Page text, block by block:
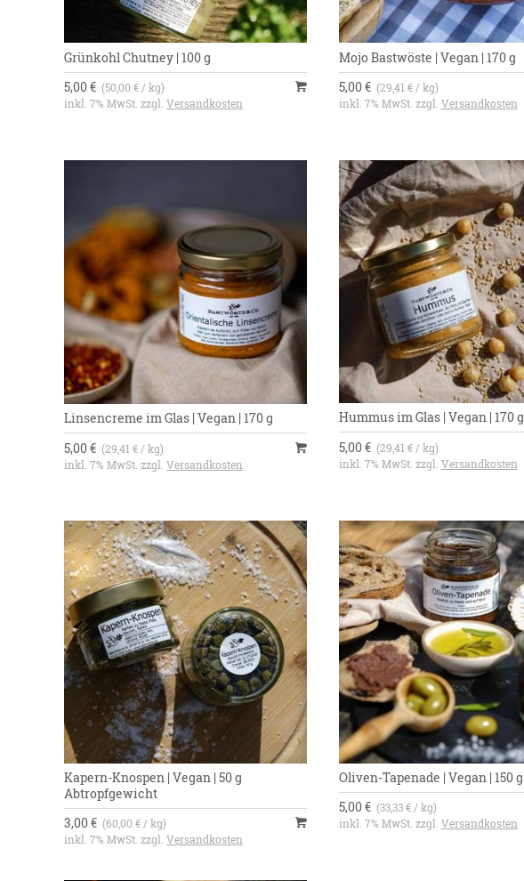
Grünkohl Chutney | 100 g
5,00 € (50,00 € / kg)
inkl. 7% MwSt. zzgl. Versandkosten
Mojo Bastwöste | Vegan | 170 g
5,00 € (29,41 € / kg)
inkl. 7% MwSt. zzgl. Versandkosten
Linsencreme im Glas | Vegan | 170 g
5,00 € (29,41 € / kg)
inkl. 7% MwSt. zzgl. Versandkosten
Hummus im Glas | Vegan | 170 g
5,00 € (29,41 € / kg)
inkl. 7% MwSt. zzgl. Versandkosten
Kapern-Knospen | Vegan | 50 g
Abtropfgewicht
3,00 € (60,00 € / kg)
inkl. 7% MwSt. zzgl. Versandkosten
Oliven-Tapenade | Vegan | 150 g
5,00 € (33,33 € / kg)
inkl. 7% MwSt. zzgl. Versandkosten